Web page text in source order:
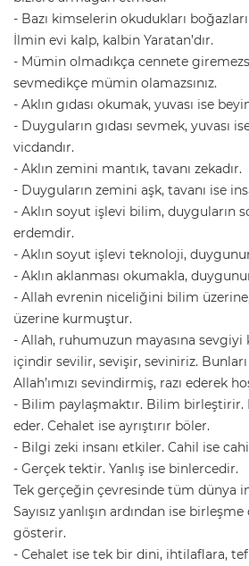
- Bazı kimselerin okudukları
İlmin evi kalp, kalbin Yaratan’dır.
- Mümin olmadıkça cennete
sevmedikçe mümin olamazsınız.
- Aklın gıdası okumak, yuvası ise
- Duyguların gıdası sevmek, yuvası
vicdandır.
- Aklın zemini mantık, tavanı zekadır.
- Duyguların zemini aşk, tavanı ise
- Aklın soyut işlevi bilim, duyguların
erdemdir.
- Aklın soyut işlevi teknoloji,
- Aklın aklanması okumakla,
- Allah evrenin niceliğini bilim
üzerine kurmuştur.
- Allah, ruhumuzun mayasına sevgiyi
içindir sevilir, sevişir, seviniriz. Bunları
Allah’ımızı sevindirmiş, razı ederek
- Bilim paylaşmaktır. Bilim birleştirir.
eder. Cehalet ise ayrıştırır böler.
- Bilgi zeki insanı etkiler. Cahil ise
- Gerçek tektir. Yanlış ise binlercedir.
Tek gerçeğin çevresinde tüm dünya
Sayısız yanlışın ardından ise birleşme
gösterir.
- Cehalet ise tek bir dini, ihtilaflara,